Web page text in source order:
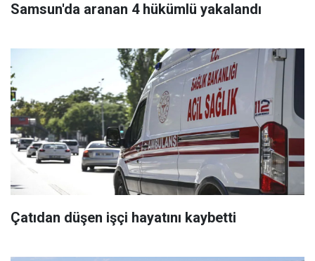
Samsun'da aranan 4 hükümlü yakalandı
Çatıdan düşen işçi hayatını kaybetti